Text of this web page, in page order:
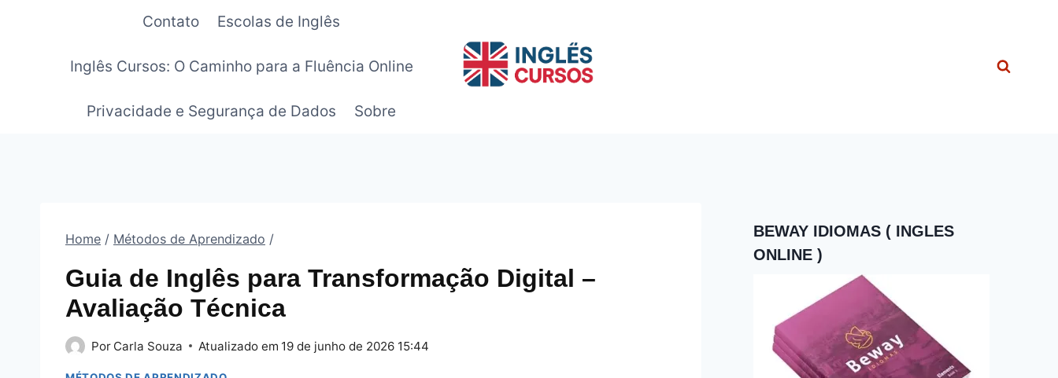
Contato Escolas de Inglês
Inglês Cursos: O Caminho para a Fluência Online
Privacidade e Segurança de Dados Sobre
Home / Métodos de Aprendizado /
Guia de Inglês para Transformação Digital –
Avaliação Técnica
Por Carla Souza Atualizado em 19 de junho de 2026 15:44
BEWAY IDIOMAS ( INGLES
ONLINE )